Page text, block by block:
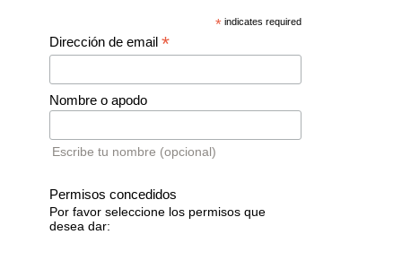
* indicates required
Dirección de email *
Nombre o apodo
Escribe tu nombre (opcional)
Permisos concedidos
Por favor seleccione los permisos que
desea dar: